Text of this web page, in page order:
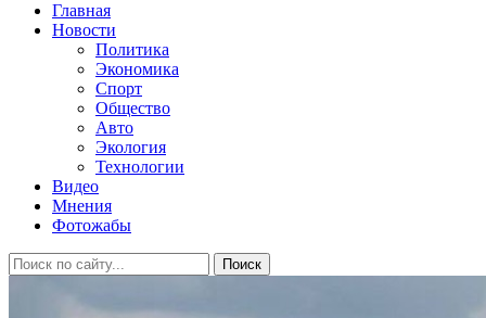
Главная
Новости
Политика
Экономика
Спорт
Общество
Авто
Экология
Технологии
Видео
Мнения
Фотожабы
Поиск